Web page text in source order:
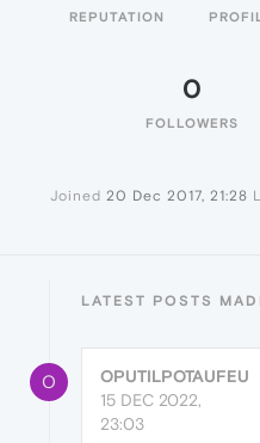
REPUTATION
0
FOLLOWERS
Joined 20 Dec 2017, 21:28
LATEST POSTS
O
OPUTILPOTAUFEU
15 DEC 2022,
23:03